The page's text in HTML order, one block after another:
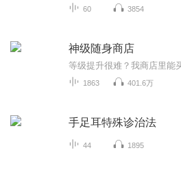
60 3854
神级随身商店
1863 401.6万
手足耳特殊诊治法
44 1895